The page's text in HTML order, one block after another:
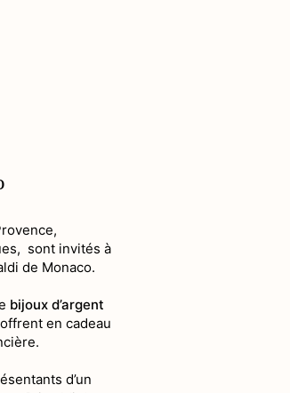
sont invités à
de Monaco.
bijoux d’argent
en cadeau
d’un